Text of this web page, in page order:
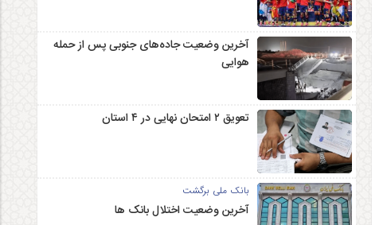
آخرین وضعیت جاده‌های جنوبی پس از حمله
هوایی
تعویق ۲ امتحان نهایی در ۴ استان
بانک ملی برگشت
آخرین وضعیت اختلال بانک ها